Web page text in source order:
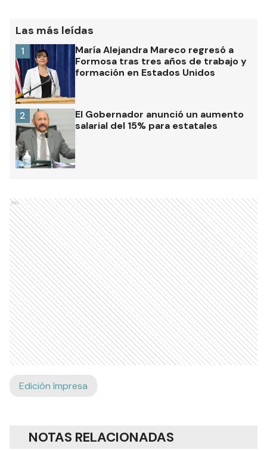
Las más leídas
María Alejandra Mareco regresó a
Formosa tras tres años de trabajo y
formación en Estados Unidos
1
El Gobernador anunció un aumento
salarial del 15% para estatales
2
Ads
Edición Impresa
NOTAS RELACIONADAS